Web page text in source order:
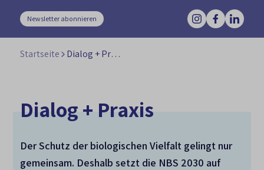
Newsletter abonnieren
Startseite Dialog + Praxis
Dialog + Praxis
Der Schutz der biologischen Vielfalt gelingt nur
gemeinsam. Deshalb setzt die NBS 2030 auf